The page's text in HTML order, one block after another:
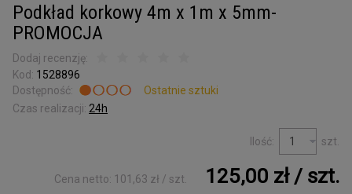
Listwy korkowe
Mapy Świata
Podkład korkowy 4m x 1m x 5mm-
PROMOCJA
Dodaj recenzję:
Kod: 1528896
Dostępność:
Ostatnie sztuki
Czas realizacji: 24h
Ilość: szt.
Cena netto: 101,63 zł / szt. 125,00 zł/ szt.